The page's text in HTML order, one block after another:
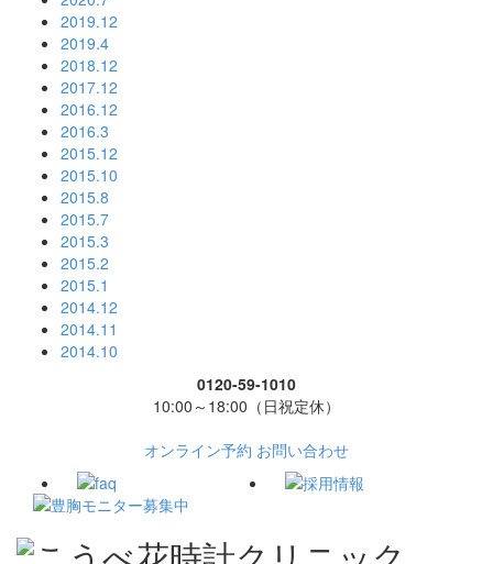
2019.12
2019.4
2018.12
2017.12
2016.12
2016.3
2015.12
2015.10
2015.8
2015.7
2015.3
2015.2
2015.1
2014.12
2014.11
2014.10
0120-59-1010
10:00～18:00（日祝定休）
オンライン予約 お問い合わせ